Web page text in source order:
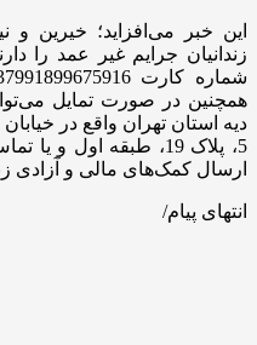
این خبر می‌افزاید؛ خیرین
زندانیان جرایم غیر عمد را
همچنین در صورت تمایل
دیه استان تهران واقع در
ارسال کمک‌های مالی و آزادی
انتهای پیام/